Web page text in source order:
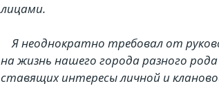
лицами.
Я неоднократно требовал от
на жизнь нашего города разного
ставящих интересы личной и